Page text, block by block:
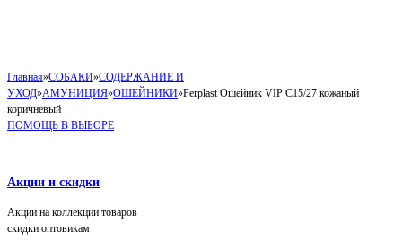
Главная»СОБАКИ»СОДЕРЖАНИЕ И
УХОД»АМУНИЦИЯ»ОШЕЙНИКИ»Ferplast Ошейник VIP C15/27 кожаный
коричневый
ПОМОЩЬ В ВЫБОРЕ
Акции и скидки
Акции на коллекции товаров
скидки оптовикам